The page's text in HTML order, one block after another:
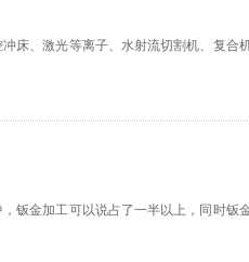
床、激光等离子、水射流切割机、复
钣金加工可以说占了一半以上，同时